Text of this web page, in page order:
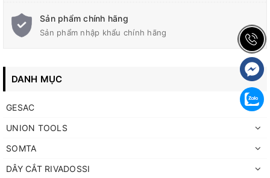
Sản phẩm chính hãng
Sản phẩm nhập khẩu chính hãng
DANH MỤC
GESAC
UNION TOOLS
SOMTA
DÂY CẮT RIVADOSSI